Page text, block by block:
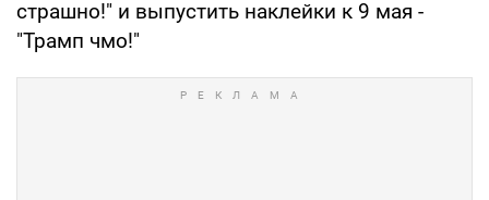
страшно!" и выпустить наклейки к 9 мая -
"Трамп чмо!"